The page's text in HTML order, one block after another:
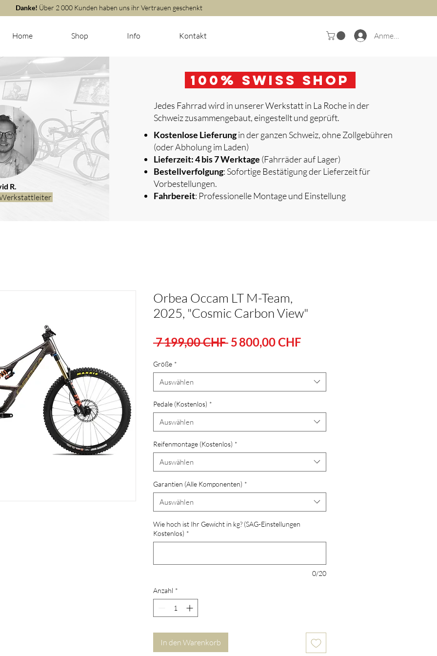
Danke! Über 2 000 Kunden haben uns ihr Vertrauen geschenkt
Home Shop Info Kontakt Anmelden
R.
100 % Swiss Shop
Jedes Fahrrad wird in unserer Werkstatt in La Roche in der
Schweiz zusammengebaut, eingestellt und geprüft.
Kostenlose Lieferungin der ganzen Schweiz, ohne Zollgebühren
(oder Abholung im Laden)
Lieferzeit: 4 bis 7 Werktage (Fahrräder auf Lager)
Bestellverfolgung: Sofortige Bestätigung der Lieferzeit für
Vorbestellungen.
Fahrbereit: Professionelle Montage und Einstellung
Orbea Occam LT M-Team,
2025, "Cosmic Carbon View"
7 199,00 CHF Standardpreis
5 800,00 CHFSale-
Größe *
Auswählen
Pedale (Kostenlos) *
Auswählen
Reifenmontage (Kostenlos) *
Auswählen
Garantien (Alle Komponenten) *
Auswählen
Wie hoch ist Ihr Gewicht in kg? (SAG-Einstellungen
Kostenlos) *
0/20
Anzahl *
In den Warenkorb